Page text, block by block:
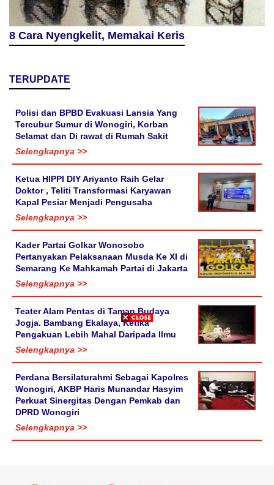
8 Cara Nyengkelit, Memakai Keris
TERUPDATE
Polisi dan BPBD Evakuasi Lansia Yang
Tercubur Sumur di Wonogiri, Korban
Selamat dan Di rawat di Rumah Sakit
Selengkapnya >>
Ketua HIPPI DIY Ariyanto Raih Gelar
Doktor , Teliti Transformasi Karyawan
Kapal Pesiar Menjadi Pengusaha
Selengkapnya >>
Kader Partai Golkar Wonosobo
Pertanyakan Pelaksanaan Musda Ke XI di
Semarang Ke Mahkamah Partai di Jakarta
Selengkapnya >>
Teater Alam Pentas di Taman Budaya
Jogja. Bambang Ekalaya, Ketika
Pengakuan Lebih Mahal Daripada Ilmu
Selengkapnya >>
Perdana Bersilaturahmi Sebagai Kapolres
Wonogiri, AKBP Haris Munandar Hasyim
Perkuat Sinergitas Dengan Pemkab dan
DPRD Wonogiri
Selengkapnya >>